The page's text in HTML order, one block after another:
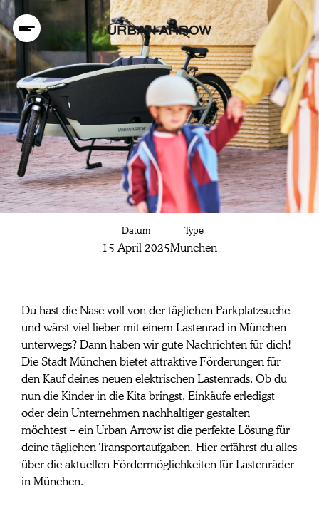
Nutze die
Lastenrad
München beim
Kauf deines
Urban Arrows
Datum
15 April 2025
Type
Munchen
Du hast die Nase voll von der täglichen Parkplatzsuche
und wärst viel lieber mit einem Lastenrad in München
unterwegs? Dann haben wir gute Nachrichten für dich!
Die Stadt München bietet attraktive Förderungen für
den Kauf deines neuen elektrischen Lastenrads. Ob du
nun die Kinder in die Kita bringst, Einkäufe erledigst
oder dein Unternehmen nachhaltiger gestalten
möchtest – ein Urban Arrow ist die perfekte Lösung für
deine täglichen Transportaufgaben. Hier erfährst du alles
über die aktuellen Fördermöglichkeiten für Lastenräder
in München.